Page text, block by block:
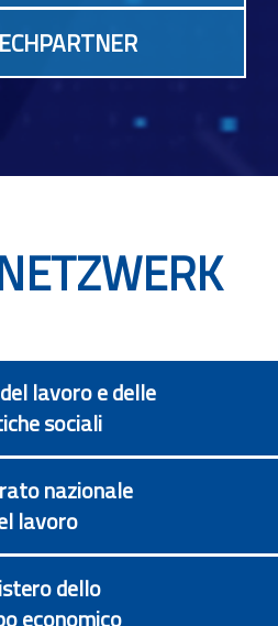
lavoro e delle
sociali
nazionale
lavoro
dello
economico